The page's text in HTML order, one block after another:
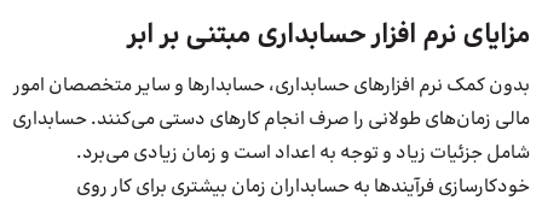
مزایای نرم افزار حسابداری مبتنی بر ابر
بدون کمک نرم افزارهای حسابداری، حسابدارها و سایر متخصصان امور
مالی زمان‌های طولانی را صرف انجام کارهای دستی می‌کنند. حسابداری
شامل جزئیات زیاد و توجه به اعداد است و زمان زیادی می‌برد.
خودکارسازی فرآیندها به حسابداران زمان بیشتری برای کار روی